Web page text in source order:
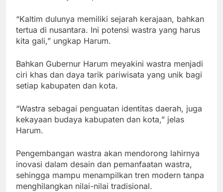
“Kaltim dulunya memiliki sejarah kerajaan, bahkan
tertua di nusantara. Ini potensi wastra yang harus
kita gali,” ungkap Harum.
Bahkan Gubernur Harum meyakini wastra menjadi
ciri khas dan daya tarik pariwisata yang unik bagi
setiap kabupaten dan kota.
“Wastra sebagai penguatan identitas daerah, juga
kekayaan budaya kabupaten dan kota,” jelas
Harum.
Pengembangan wastra akan mendorong lahirnya
inovasi dalam desain dan pemanfaatan wastra,
sehingga mampu menampilkan tren modern tanpa
menghilangkan nilai-nilai tradisional.